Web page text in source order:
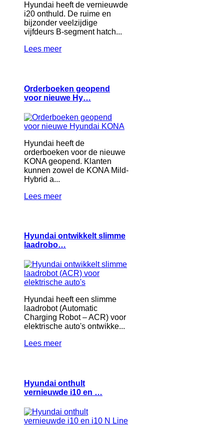
Hyundai heeft de vernieuwde
i20 onthuld. De ruime en
bijzonder veelzijdige
vijfdeurs B-segment hatch...
Lees meer
Orderboeken geopend
voor nieuwe Hy…
Hyundai heeft de
orderboeken voor de nieuwe
KONA geopend. Klanten
kunnen zowel de KONA Mild-
Hybrid a...
Lees meer
Hyundai ontwikkelt slimme
laadrobo…
Hyundai heeft een slimme
laadrobot (Automatic
Charging Robot – ACR) voor
elektrische auto's ontwikke...
Lees meer
Hyundai onthult
vernieuwde i10 en …